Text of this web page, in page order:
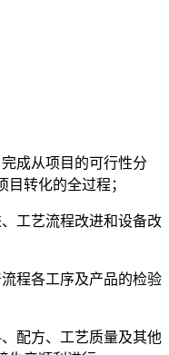
成从项目的可行性分
转化的全过程；
工艺流程改进和设备改
程各工序及产品的检验
配方、工艺质量及其他